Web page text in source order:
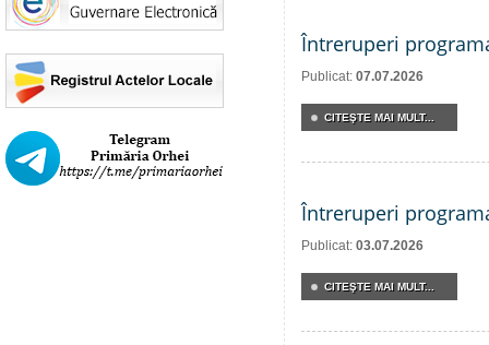
Întreruperi
Publicat: 07.07.2026
CITEŞTE MAI MULT...
Întreruperi
Publicat: 03.07.2026
CITEŞTE MAI MULT...